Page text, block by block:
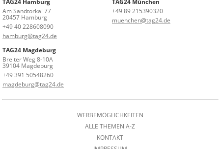
TAG24 Hamburg
Am Sandtorkai 77
20457 Hamburg
+49 40 228608090
hamburg@tag24.de
TAG24 München
+49 89 215390320
muenchen@tag24.de
TAG24 Magdeburg
Breiter Weg 8-10A
39104 Magdeburg
+49 391 50548260
magdeburg@tag24.de
WERBEMÖGLICHKEITEN
ALLE THEMEN A-Z
KONTAKT